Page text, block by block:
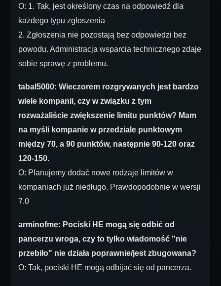
O: 1. Tak, jest określony czas na odpowiedź dla
każdego typu zgłoszenia
2. Zgłoszenia nie pozostają bez odpowiedzi bez
powodu. Administracja wsparcia technicznego zdaje
sobie sprawę z problemu.
tabal5000: Wieczorem rozgrywanych jest bardzo
wiele kompanii, czy w związku z tym
rozważaliście zwiększenie limitu punktów? Mam
na myśli kompanie w przedziale punktowym
między 70, a 90 punktów, następnie 90-120 oraz
120-150.
O: Planujemy dodać nowe rodzaje limitów w
kompaniach już niedługo. Prawdopodobnie w wersji
7.0
arminofme: Pociski HE mogą się odbić od
pancerzu wroga, czy to tylko wiadomość "nie
przebiło" nie działa poprawnie/jest zbugowana?
O: Tak, pociski HE mogą odbijać się od pancerza.